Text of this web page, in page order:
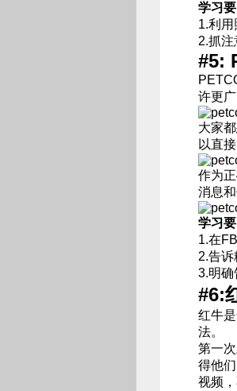
学习要
1.利用
2.抓
#5:
许更
大家
以直
作为
消息
学习要
1.在
2.告诉
3.明确
#6:
红牛
法。
第一
得他
视频